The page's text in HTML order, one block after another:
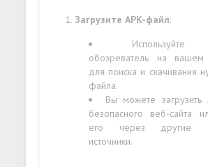
Загрузите APK-файл:
Используйте
обозреватель на вашем
для поиска и скачивания
файла.
Вы можете загрузить
безопасного веб-сайта
его через другие
источники.